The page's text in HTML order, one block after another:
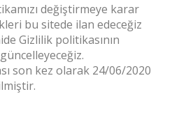
değiştirmeye karar
bu sitede ilan edeceğiz
Gizlilik politikasının
son kez olarak 24/06/2020